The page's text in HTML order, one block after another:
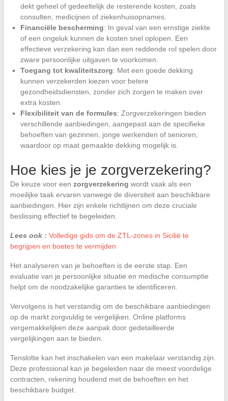
dekt geheel of gedeeltelijk de resterende kosten, zoals
consulten, medicijnen of ziekenhuisopnames.
Financiële bescherming: In geval van een ernstige ziekte
of een ongeluk kunnen de kosten snel oplopen. Een
effectieve verzekering kan dan een reddende rol spelen door
zware persoonlijke uitgaven te voorkomen.
Toegang tot kwaliteitszorg: Met een goede dekking
kunnen verzekerden kiezen voor betere
gezondheidsdiensten, zonder zich zorgen te maken over
extra kosten.
Flexibiliteit van de formules: Zorgverzekeringen bieden
verschillende aanbiedingen, aangepast aan de specifieke
behoeften van gezinnen, jonge werkenden of senioren,
waardoor op maat gemaakte dekking mogelijk is.
Hoe kies je je zorgverzekering?
De keuze voor een zorgverzekering wordt vaak als een
moeilijke taak ervaren vanwege de diversiteit aan beschikbare
aanbiedingen. Hier zijn enkele richtlijnen om deze cruciale
beslissing effectief te begeleiden.
Lees ook : Volledige gids om de ZTL-zones in Sicilië te
begrijpen en boetes te vermijden
Het analyseren van je behoeften is de eerste stap. Een
evaluatie van je persoonlijke situatie en medische consumptie
helpt om de noodzakelijke garanties te identificeren.
Vervolgens is het verstandig om de beschikbare aanbiedingen
op de markt zorgvuldig te vergelijken. Online platforms
vergemakkelijken deze aanpak door gedetailleerde
vergelijkingen aan te bieden.
Tenslotte kan het inschakelen van een makelaar verstandig zijn.
Deze professional kan je begeleiden naar de meest voordelige
contracten, rekening houdend met de behoeften en het
beschikbare budget.